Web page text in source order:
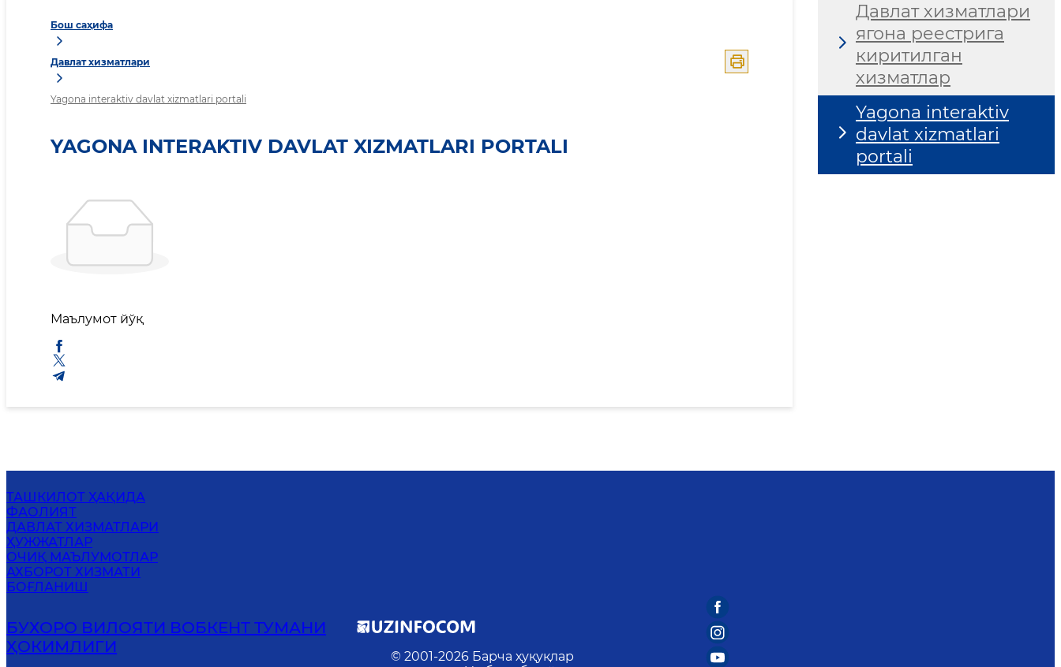
Бош саҳифа
Давлат хизматлари
Yagona interaktiv davlat xizmatlari portali
YAGONA INTERAKTIV DAVLAT XIZMATLARI PORTALI
Маълумот йўқ
Давлат хизматлари
ягона реестрига
киритилган
хизматлар
Yagona interaktiv
davlat xizmatlari
portali
ТАШКИЛОТ ҲАҚИДА
ФАОЛИЯТ
ДАВЛАТ ХИЗМАТЛАРИ
ҲУЖЖАТЛАР
ОЧИҚ МАЪЛУМОТЛАР
АХБОРОТ ХИЗМАТИ
БОҒЛАНИШ
БУХОРО ВИЛОЯТИ ВОБКЕНТ ТУМАНИ
ҲОКИМЛИГИ
© 2001-2026 Барча ҳуқуқлар